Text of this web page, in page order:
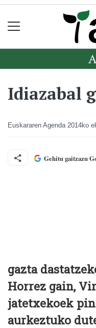
Idiazabal
Euskararen Agenda 2014ko
Gehitu gaitzazu
gazta
Horrez gain,
jatetxekoek
aurkeztuko